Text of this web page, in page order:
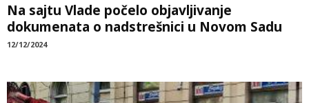
Na sajtu Vlade počelo objavljivanje
dokumenata o nadstrešnici u Novom Sadu
12/12/2024